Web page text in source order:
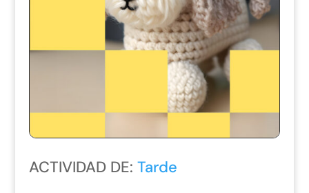
ACTIVIDAD DE:Tarde